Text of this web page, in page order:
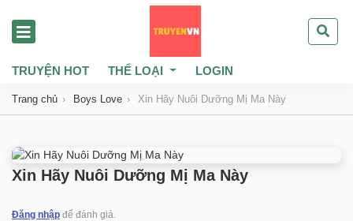
TRUYỆN HOT THỂ LOẠI LOGIN
Trang chủ Boys Love Xin Hãy Nuôi Dưỡng Mị Ma Này
Xin Hãy Nuôi Dưỡng Mị Ma Này
Đăng nhập để đánh giá.